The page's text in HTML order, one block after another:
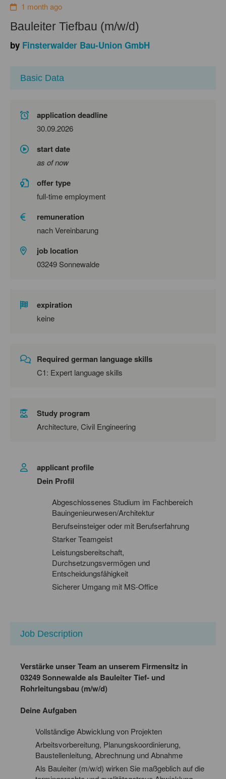
1 month ago
Bauleiter Tiefbau (m/w/d)
by Finsterwalder Bau-Union GmbH
Basic Data
application deadline
30.09.2026
start date
as of now
offer type
full-time employment
remuneration
nach Vereinbarung
job location
03249 Sonnewalde
expiration
keine
Required german language skills
C1: Expert language skills
Study program
Architecture, Civil Engineering
applicant profile
Dein Profil
Abgeschlossenes Studium im Fachbereich
Bauingenieurwesen/Architektur
Berufseinsteiger oder mit Berufserfahrung
Starker Teamgeist
Leistungsbereitschaft,
Durchsetzungsvermögen und
Entscheidungsfähigkeit
Sicherer Umgang mit MS-Office
Job Description
Verstärke unser Team an unserem Firmensitz in
03249 Sonnewalde als Bauleiter Tief- und
Rohrleitungsbau (m/w/d)
Deine Aufgaben
Vollständige Abwicklung von Projekten
Arbeitsvorbereitung, Planungskoordinierung,
Baustellenleitung, Abrechnung und Abnahme
Als Bauleiter (m/w/d) wirken Sie maßgeblich auf die